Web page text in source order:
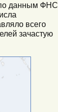
по данным ФНС
всего
зачастую